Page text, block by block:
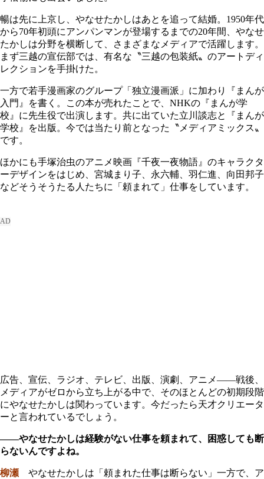
暢は先に上京し、やなせたかしはあとを追って結婚。1950年代
から70年初頭にアンパンマンが登場するまでの20年間、やなせ
たかしは分野を横断して、さまざまなメディアで活躍します。
まず三越の宣伝部では、有名な〝三越の包装紙〟のアートディ
レクションを手掛けた。
一方で若手漫画家のグループ「独立漫画派」に加わり『まんが
入門』を書く。この本が売れたことで、NHKの『まんが学
校』に先生役で出演します。共に出ていた立川談志と『まんが
学校』を出版。今では当たり前となった〝メディアミックス〟
です。
ほかにも手塚治虫のアニメ映画『千夜一夜物語』のキャラクタ
ーデザインをはじめ、宮城まり子、永六輔、羽仁進、向田邦子
などそうそうたる人たちに「頼まれて」仕事をしています。
広告、宣伝、ラジオ、テレビ、出版、演劇、アニメ――戦後、
メディアがゼロから立ち上がる中で、そのほとんどの初期段階
にやなせたかしは関わっています。今だったら天才クリエータ
ーと言われているでしょう。
――やなせたかしは経験がない仕事を頼まれて、困惑しても断
らないんですよね。
柳瀬 やなせたかしは「頼まれた仕事は断らない」一方で、ア